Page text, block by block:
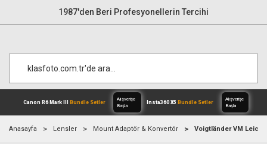
1987'den Beri Profesyonellerin Tercihi
Anasayfa Lensler Mount Adaptör & Konvertör Voigtländer VM Leica